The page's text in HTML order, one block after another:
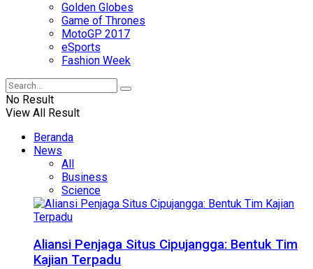
Golden Globes
Game of Thrones
MotoGP 2017
eSports
Fashion Week
No Result
View All Result
Beranda
News
All
Business
Science
Aliansi Penjaga Situs Cipujangga: Bentuk Tim
Kajian Terpadu